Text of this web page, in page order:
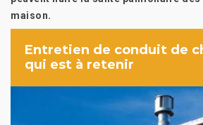
maison.
Entretien de conduit de
qui est à retenir